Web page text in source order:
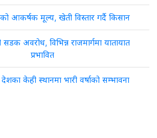
आकर्षक मूल्य, खेती विस्तार गर्दै किसान
सडक अवरोध, विभिन्न राजमार्गमा यातायात
प्रभावित
केही स्थानमा भारी वर्षाको सम्भावना